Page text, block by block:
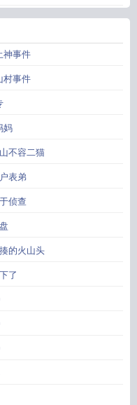
神事件
村事件
妈
不容二猫
表弟
侦查
的火山头
了